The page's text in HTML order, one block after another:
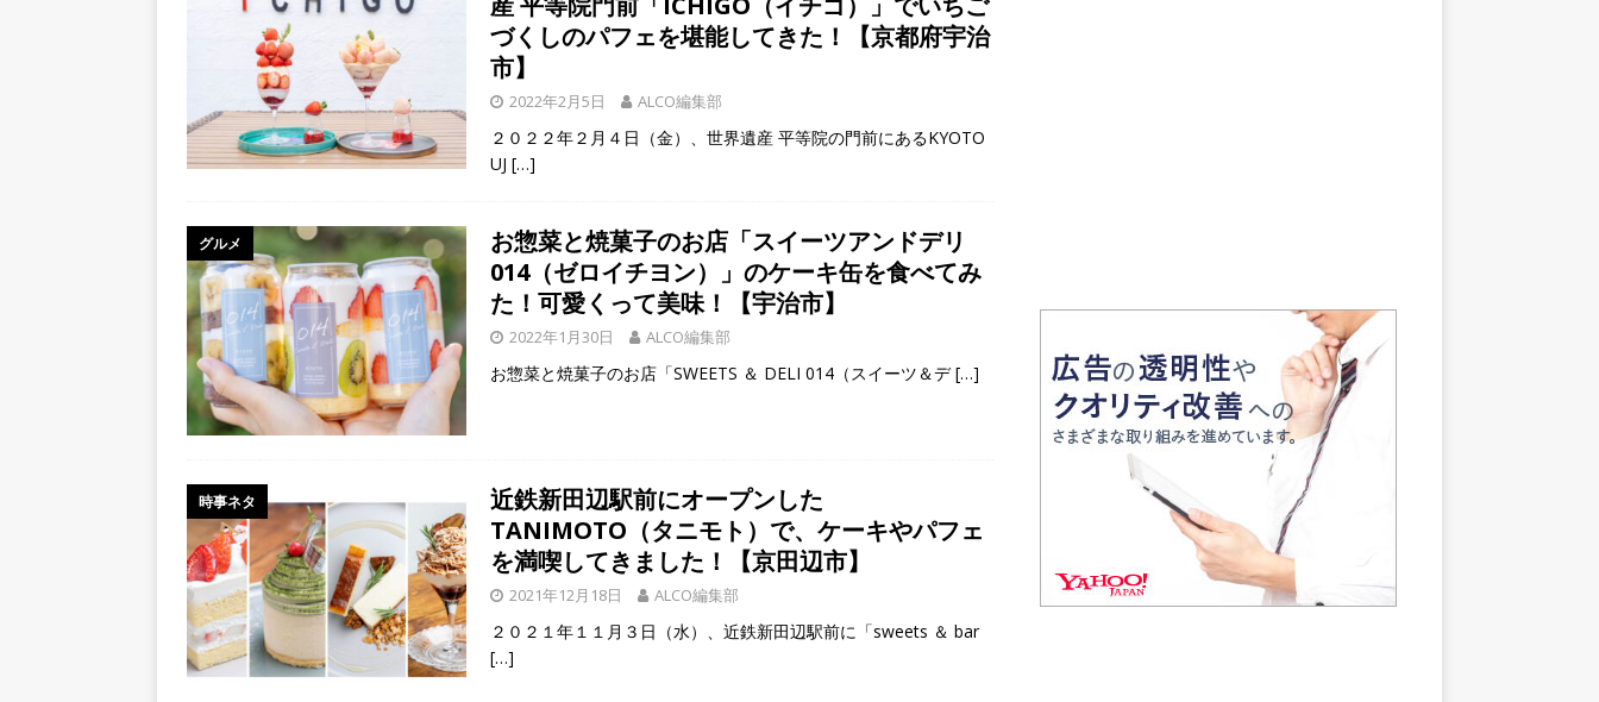
づくしのパフェを堪能してきた！【京都府宇治
市】
2022年2月5日 ALCO編集部
２０２２年２月４日（金）、世界遺産 平等院の門前にあるKYOTO
UJ […]
グルメ
お惣菜と焼菓子のお店「スイーツアンドデリ
014（ゼロイチヨン）」のケーキ缶を食べてみ
た！可愛くって美味！【宇治市】
2022年1月30日 ALCO編集部
お惣菜と焼菓子のお店「SWEETS ＆ DELI 014（スイーツ＆デ[…]
時事ネタ
近鉄新田辺駅前にオープンした
TANIMOTO（タニモト）で、ケーキやパフェ
を満喫してきました！【京田辺市】
2021年12月18日 ALCO編集部
２０２１年１１月３日（水）、近鉄新田辺駅前に「sweets ＆ bar
[…]